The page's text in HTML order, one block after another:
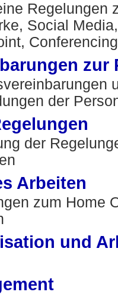
Regelungen
Social
der
der
Arbeiten
zum Home
und